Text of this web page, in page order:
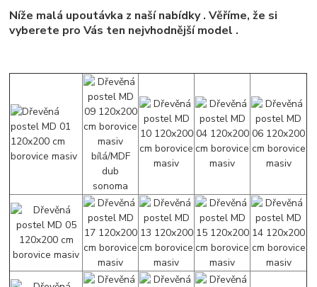
Níže malá upoutávka z naší nabídky . Věříme, že si
vyberete pro Vás ten nejvhodnější model .